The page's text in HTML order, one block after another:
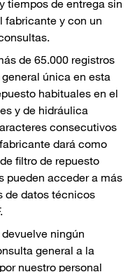
tiempos de entrega sin
fabricante y con un
de 65.000 registros
única en esta
habituales en el
y de hidráulica
consecutivos
dará como
filtro de repuesto
pueden acceder a más
de datos técnicos
ningún
general a la
nuestro personal